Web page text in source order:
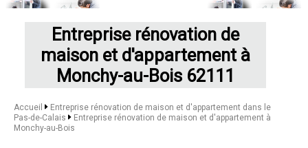
Entreprise rénovation de
maison et d'appartement à
Monchy-au-Bois 62111
Accueil
Entreprise rénovation de maison et d'appartement dans le
Pas-de-Calais
Entreprise rénovation de maison et d'appartement à
Monchy-au-Bois